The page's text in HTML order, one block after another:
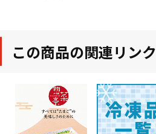
この商品の関連リンク